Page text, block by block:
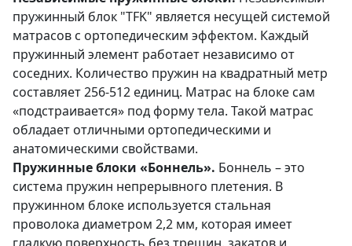
пружинный блок "TFK" является несущей системой
матрасов с ортопедическим эффектом. Каждый
пружинный элемент работает независимо от
соседних. Количество пружин на квадратный метр
составляет 256-512 единиц. Матрас на блоке сам
«подстраивается» под форму тела. Такой матрас
обладает отличными ортопедическими и
анатомическими свойствами.
Пружинные блоки «Боннель». Боннель – это
система пружин непрерывного плетения. В
пружинном блоке используется стальная
проволока диаметром 2,2 мм, которая имеет